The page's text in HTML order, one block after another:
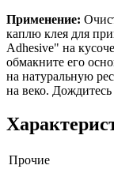
Применение:
каплю клея для
Adhesive" на
обмакните его
на натуральную
на веко.
Прочие